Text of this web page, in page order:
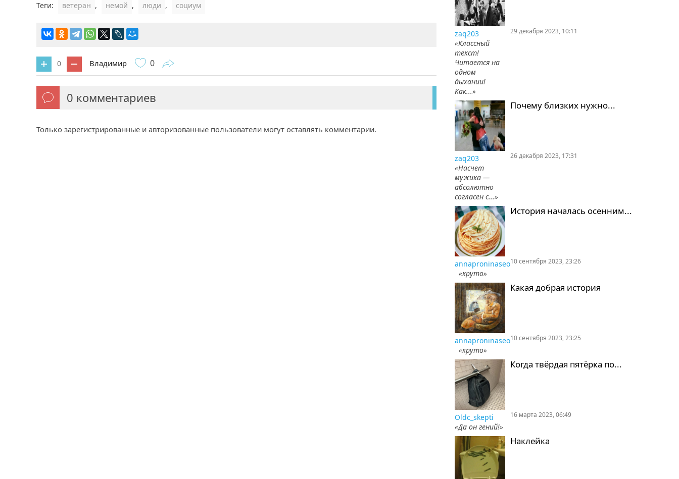
Теги: ветеран , немой , люди , социум
0 Владимир 0
0 комментариев
Только зарегистрированные и авторизованные пользователи могут оставлять комментарии.
zaq203
«Классный
текст!
Читается на
одном
дыхании!
Как...»
29 декабря 2023, 10:11
Почему близких нужно...
zaq203
«Насчет
мужика —
абсолютно
согласен с...»
26 декабря 2023, 17:31
История началась осенним...
annaproninaseo
«круто»
10 сентября 2023, 23:26
Какая добрая история
annaproninaseo
«круто»
10 сентября 2023, 23:25
Когда твёрдая пятёрка по...
Oldc_skepti
«Да он гений!»
16 марта 2023, 06:49
Наклейка